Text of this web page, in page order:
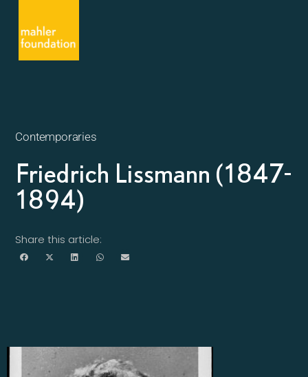
Contemporaries
Friedrich Lissmann (1847-
1894)
Share this article: